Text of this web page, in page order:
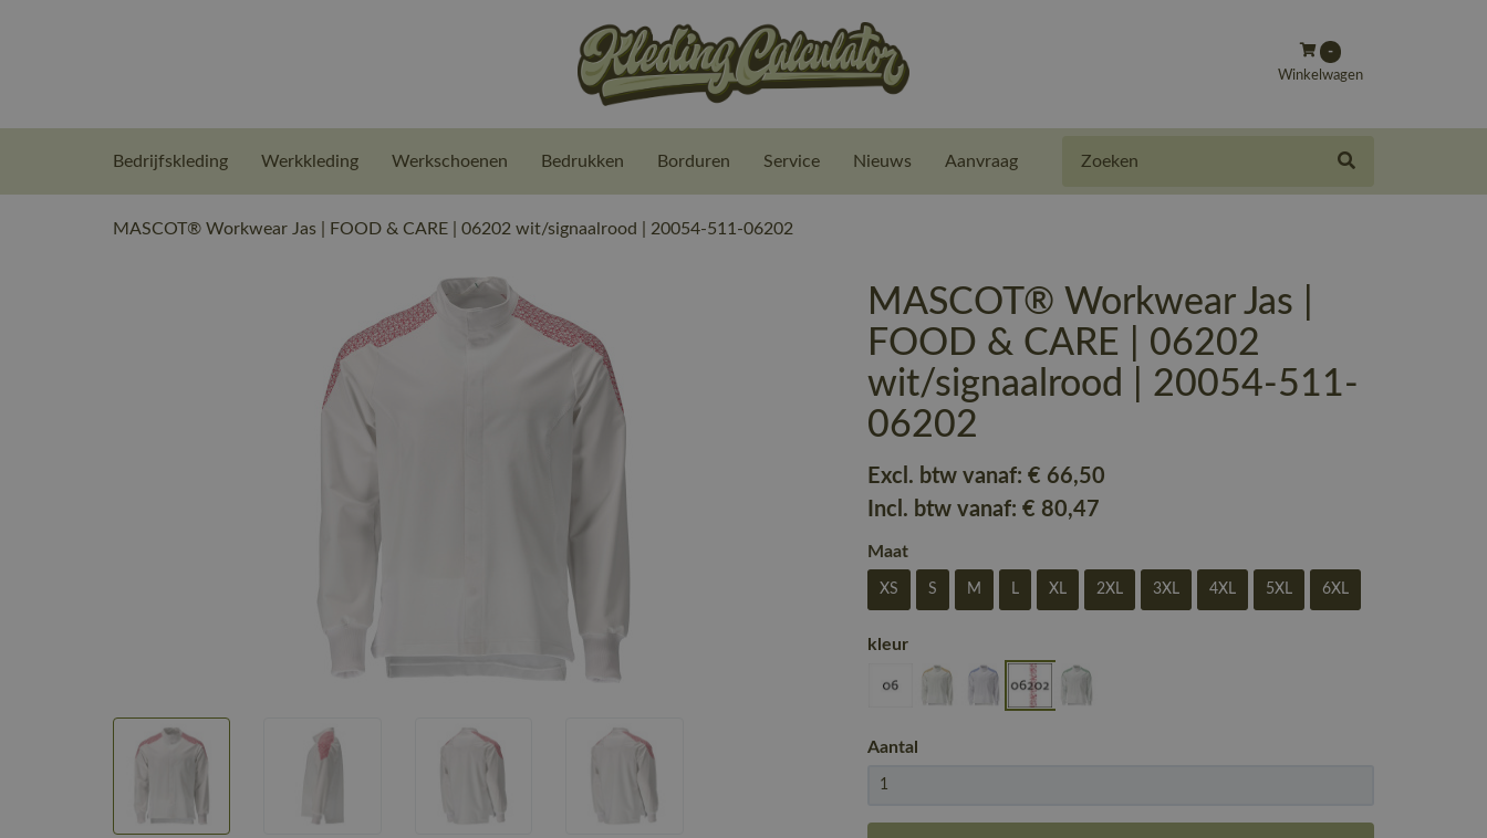
-
Winkelwagen
Bedrijfskleding Werkkleding Werkschoenen Bedrukken Borduren Service Nieuws Aanvraag
MASCOT® Workwear Jas | FOOD & CARE | 06202 wit/signaalrood | 20054-511-06202
MASCOT® Workwear Jas |
FOOD & CARE | 06202
wit/signaalrood | 20054-511-
06202
Excl. btw vanaf:€ 66,50
Incl. btw vanaf:€ 80,47
Maat
XS S M L XL 2XL 3XL 4XL 5XL 6XL
kleur
Aantal